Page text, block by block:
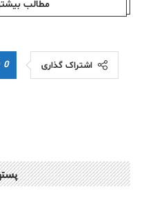
مطالب
اشتراک گذاری 0